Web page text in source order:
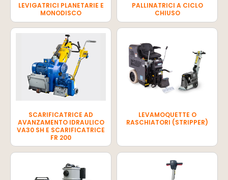
LEVIGATRICI PLANETARIE E
MONODISCO
PALLINATRICI A CICLO
CHIUSO
SCARIFICATRICE AD
AVANZAMENTO IDRAULICO
VA30 SH E SCARIFICATRICE
FR 200
LEVAMOQUETTE O
RASCHIATORI (STRIPPER)